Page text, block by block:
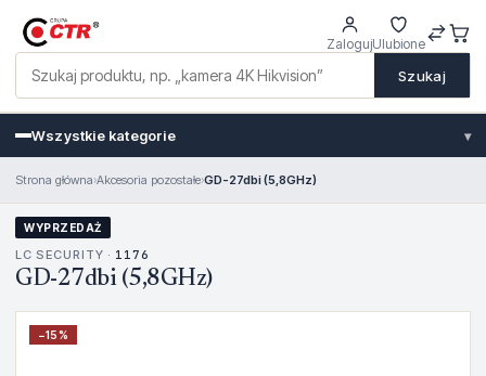
Szukaj
ZalogujUlubione
Wszystkie kategorie ▾
Strona główna›Akcesoria pozostałe›GD-27dbi (5,8GHz)
WYPRZEDAŻ
LC SECURITY · 1176
GD-27dbi (5,8GHz)
−15%